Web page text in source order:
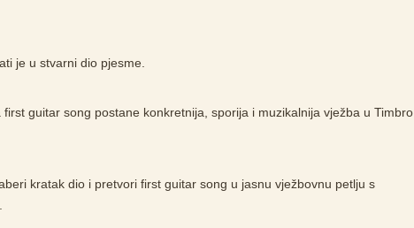
je u stvarni dio pjesme.
guitar song postane konkretnija, sporija i muzikalnija vježba u Timbro
kratak dio i pretvori first guitar song u jasnu vježbovnu petlju s